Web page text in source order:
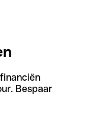
Bespaar